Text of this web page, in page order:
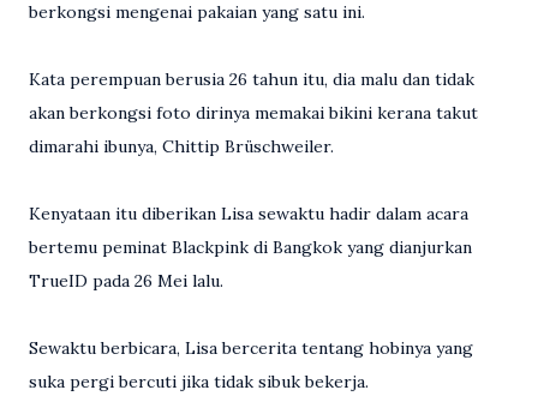
berkongsi mengenai pakaian yang satu ini.
Kata perempuan berusia 26 tahun itu, dia malu dan tidak
akan berkongsi foto dirinya memakai bikini kerana takut
dimarahi ibunya, Chittip Brüschweiler.
Kenyataan itu diberikan Lisa sewaktu hadir dalam acara
bertemu peminat Blackpink di Bangkok yang dianjurkan
TrueID pada 26 Mei lalu.
Sewaktu berbicara, Lisa bercerita tentang hobinya yang
suka pergi bercuti jika tidak sibuk bekerja.